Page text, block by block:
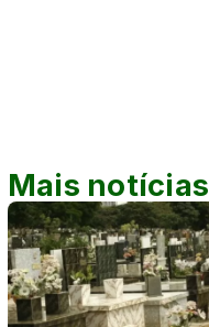
Mais notícias